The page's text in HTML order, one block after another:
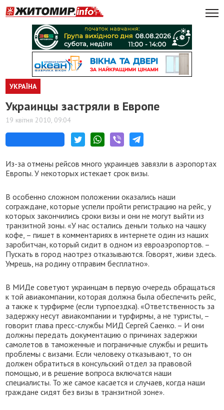
УКРАЇНА
Украинцы застряли в Европе
19 квітня 2010, 09:04
Из-за отмены рейсов много украинцев завязли в аэропортах
Европы. У некоторых истекает срок визы.
В особенно сложном положении оказались наши
сограждане, которые успели пройти регистрацию на рейс, у
которых закончились сроки визы и они не могут выйти из
транзитной зоны. «У нас остались деньги только на чашку
кофе, – пишет в комментариях в интернете один из наших
заробитчан, который сидит в одном из евроаэропортов. –
Пускать в город наотрез отказываются. Говорят, живи здесь.
Умрешь, на родину отправим бесплатно».
В МИДе советуют украинцам в первую очередь обращаться
к той авиакомпании, которая должна была обеспечить рейс,
а также к турфирме (если турпоездка). «Ответственность за
задержку несут авиакомпании и турфирмы, а не туристы, –
говорит глава пресс-службы МИД Сергей Саенко. – И они
должны передать документацию о причинах задержки
самолетов в таможенные и пограничные службы и решить
проблемы с визами. Если человеку отказывают, то он
должен обратиться в консульский отдел за правовой
помощью, и в решение вопроса включатся наши
специалисты. То же самое касается и случаев, когда наши
граждане сидят без визы в транзитной зоне».